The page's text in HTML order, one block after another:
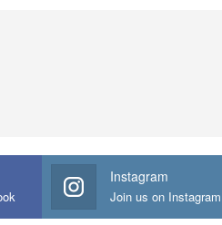
Instagram
Join us on Instagram